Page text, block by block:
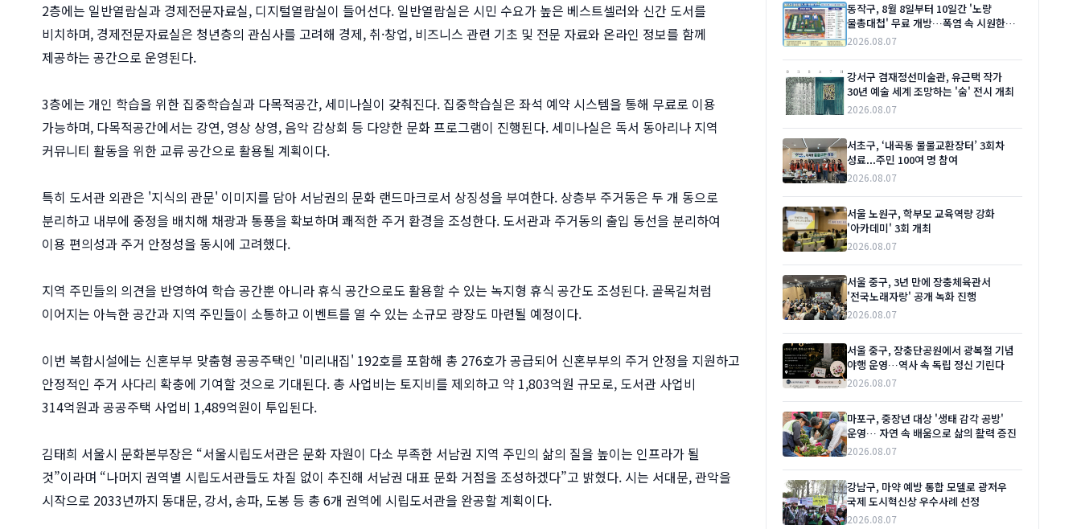
2층에는 일반열람실과 경제전문자료실, 디지털열람실이 들어선다. 일반열람실은 시민 수요가 높은 베스트셀러와 신간 도서를
비치하며, 경제전문자료실은 청년층의 관심사를 고려해 경제, 취·창업, 비즈니스 관련 기초 및 전문 자료와 온라인 정보를 함께
제공하는 공간으로 운영된다.
3층에는 개인 학습을 위한 집중학습실과 다목적공간, 세미나실이 갖춰진다. 집중학습실은 좌석 예약 시스템을 통해 무료로 이용
가능하며, 다목적공간에서는 강연, 영상 상영, 음악 감상회 등 다양한 문화 프로그램이 진행된다. 세미나실은 독서 동아리나 지역
커뮤니티 활동을 위한 교류 공간으로 활용될 계획이다.
특히 도서관 외관은 '지식의 관문' 이미지를 담아 서남권의 문화 랜드마크로서 상징성을 부여한다. 상층부 주거동은 두 개 동으로
분리하고 내부에 중정을 배치해 채광과 통풍을 확보하며 쾌적한 주거 환경을 조성한다. 도서관과 주거동의 출입 동선을 분리하여
이용 편의성과 주거 안정성을 동시에 고려했다.
지역 주민들의 의견을 반영하여 학습 공간뿐 아니라 휴식 공간으로도 활용할 수 있는 녹지형 휴식 공간도 조성된다. 골목길처럼
이어지는 아늑한 공간과 지역 주민들이 소통하고 이벤트를 열 수 있는 소규모 광장도 마련될 예정이다.
이번 복합시설에는 신혼부부 맞춤형 공공주택인 '미리내집' 192호를 포함해 총 276호가 공급되어 신혼부부의 주거 안정을 지원하고
안정적인 주거 사다리 확충에 기여할 것으로 기대된다. 총 사업비는 토지비를 제외하고 약 1,803억원 규모로, 도서관 사업비
314억원과 공공주택 사업비 1,489억원이 투입된다.
김태희 서울시 문화본부장은 “서울시립도서관은 문화 자원이 다소 부족한 서남권 지역 주민의 삶의 질을 높이는 인프라가 될
것”이라며 “나머지 권역별 시립도서관들도 차질 없이 추진해 서남권 대표 문화 거점을 조성하겠다”고 밝혔다. 시는 서대문, 관악을
시작으로 2033년까지 동대문, 강서, 송파, 도봉 등 총 6개 권역에 시립도서관을 완공할 계획이다.
동작구, 8월 8일부터 10일간 '노량
물총대첩' 무료 개방…폭염 속 시원한
여름 선물
2026.08.07
강서구 겸재정선미술관, 유근택 작가
30년 예술 세계 조망하는 '숨' 전시 개최
2026.08.07
서초구, ‘내곡동 물물교환장터’ 3회차
성료...주민 100여 명 참여
2026.08.07
서울 노원구, 학부모 교육역량 강화
'아카데미' 3회 개최
2026.08.07
서울 중구, 3년 만에 장충체육관서
'전국노래자랑' 공개 녹화 진행
2026.08.07
서울 중구, 장충단공원에서 광복절 기념
야행 운영…역사 속 독립 정신 기린다
2026.08.07
마포구, 중장년 대상 '생태 감각 공방'
운영… 자연 속 배움으로 삶의 활력 증진
2026.08.07
강남구, 마약 예방 통합 모델로 광저우
국제 도시혁신상 우수사례 선정
2026.08.07